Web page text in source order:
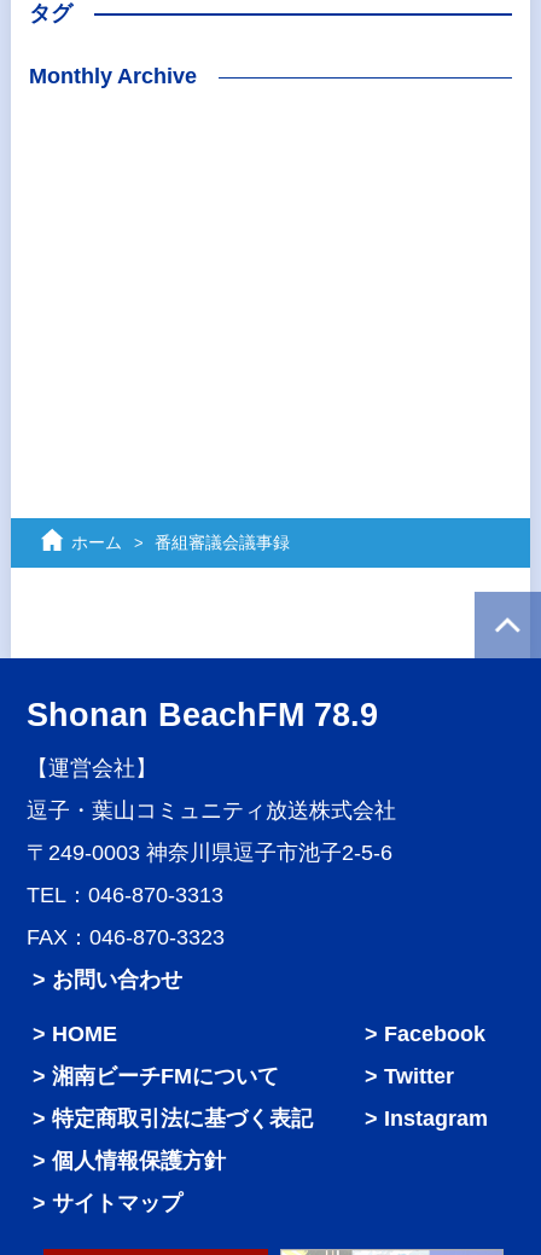
タグ
Monthly Archive
ホーム 番組審議会議事録
Shonan BeachFM 78.9
【運営会社】
逗子・葉山コミュニティ放送株式会社
〒249-0003 神奈川県逗子市池子2-5-6
TEL：046-870-3313
FAX：046-870-3323
> お問い合わせ
HOME
湘南ビーチFMについて
特定商取引法に基づく表記
個人情報保護方針
サイトマップ
Facebook
Twitter
Instagram